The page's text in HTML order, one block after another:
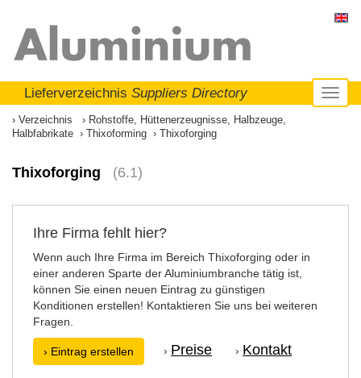
Lieferverzeichnis Suppliers Directory
Verzeichnis
Rohstoffe, Hüttenerzeugnisse, Halbzeuge,
Halbfabrikate
Thixoforming Thixoforging
Thixoforging (6.1)
Ihre Firma fehlt hier?
Wenn auch Ihre Firma im Bereich Thixoforging oder in
einer anderen Sparte der Aluminiumbranche tätig ist,
können Sie einen neuen Eintrag zu günstigen
Konditionen erstellen! Kontaktieren Sie uns bei weiteren
Fragen.
› Eintrag erstellen › Preise › Kontakt